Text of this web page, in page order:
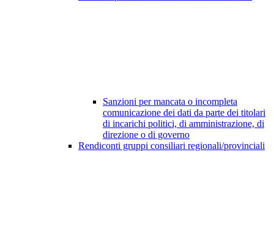
Sanzioni per mancata o incompleta
comunicazione dei dati da parte dei titolari
di incarichi politici, di amministrazione, di
direzione o di governo
Rendiconti gruppi consiliari regionali/provinciali